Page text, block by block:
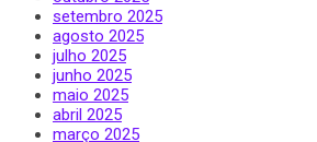
setembro 2025
agosto 2025
julho 2025
junho 2025
maio 2025
abril 2025
março 2025